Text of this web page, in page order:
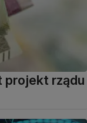
projekt rządu